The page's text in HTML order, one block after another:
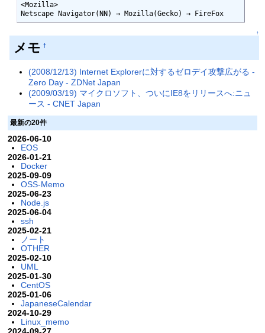
<Mozilla>
Netscape Navigator(NN) → Mozilla(Gecko) → FireFox
↑
メモ †
(2008/12/13) Internet Explorerに対するゼロデイ攻撃広がる -
Zero Day - ZDNet Japan
(2009/03/19) マイクロソフト、ついにIE8をリリースへ:ニュ
ース - CNET Japan
最新の20件
2026-06-10
EOS
2026-01-21
Docker
2025-09-09
OSS-Memo
2025-06-23
Node.js
2025-06-04
ssh
2025-02-21
ノート
OTHER
2025-02-10
UML
2025-01-30
CentOS
2025-01-06
JapaneseCalendar
2024-10-29
Linux_memo
2024-09-27